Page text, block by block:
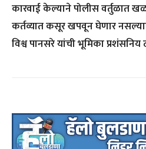
कारवाई केल्याने पोलीस वर्तुळात
कर्तव्यात कसूर खपवून घेणार
विश्व पानसरे यांची भूमिका